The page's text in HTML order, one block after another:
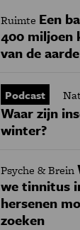
Ruimte Een
400 miljoen
van de aarde
Podcast
Waar zijn
winter?
Psyche & Brein
we tinnitus
hersenen
zoeken